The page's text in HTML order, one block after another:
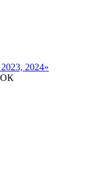
2024»